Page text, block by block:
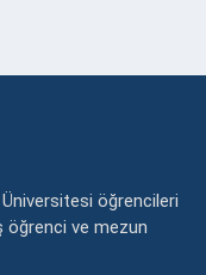
Üniversitesi öğrencileri
öğrenci ve mezun